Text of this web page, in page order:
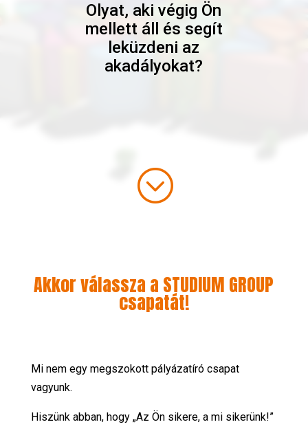
Olyat, aki végig Ön
mellett áll és segít
leküzdeni az
akadályokat?
;
Akkor válassza a STUDIUM GROUP
csapatát!
Mi nem egy megszokott pályázatíró csapat
vagyunk.
Hiszünk abban, hogy „Az Ön sikere, a mi sikerünk!”